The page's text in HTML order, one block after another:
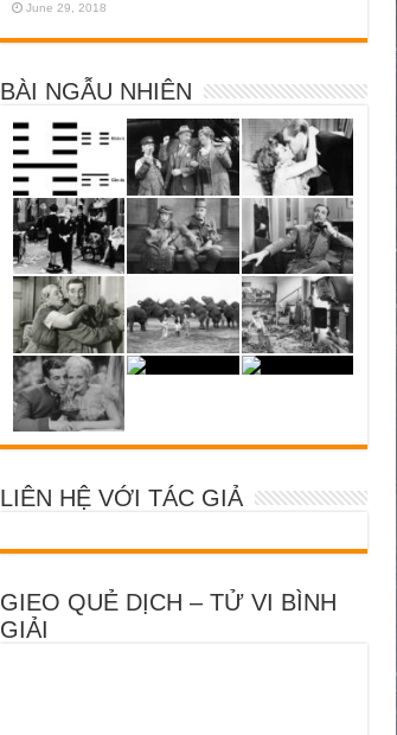
June 29, 2018
BÀI NGẪU NHIÊN
LIÊN HỆ VỚI TÁC GIẢ
GIEO QUẺ DỊCH – TỬ VI BÌNH
GIẢI